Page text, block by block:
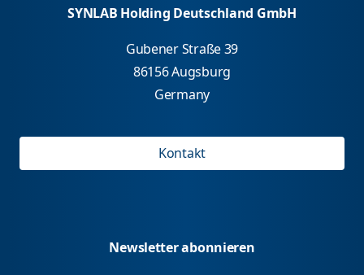
SYNLAB Holding Deutschland GmbH
Gubener Straße 39
86156 Augsburg
Germany
Kontakt
Newsletter abonnieren